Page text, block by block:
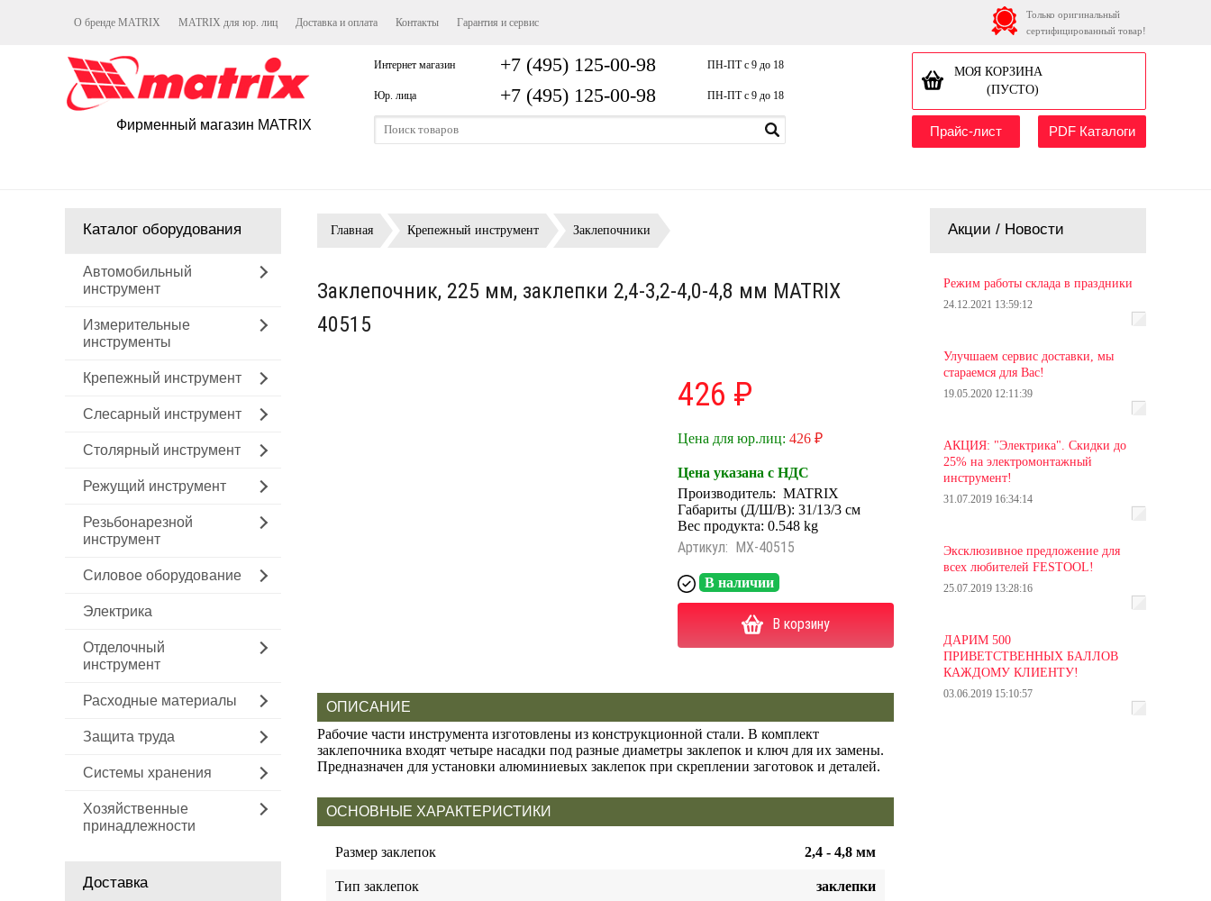
О бренде MATRIX MATRIX для юр. лиц Доставка и оплата Контакты Гарантия и сервис
Только оригинальный
сертифицированный товар!
Фирменный магазин MATRIX
Интернет магазин +7 (495) 125-00-98 ПН-ПТ с 9 до 18
Юр. лица +7 (495) 125-00-98 ПН-ПТ с 9 до 18
МОЯ КОРЗИНА
(ПУСТО)
Прайс-лист PDF Каталоги
Каталог оборудования
Автомобильный
инструмент
Измерительные
инструменты
Крепежный инструмент
Слесарный инструмент
Столярный инструмент
Режущий инструмент
Резьбонарезной
инструмент
Силовое оборудование
Электрика
Отделочный
инструмент
Расходные материалы
Защита труда
Системы хранения
Хозяйственные
принадлежности
Доставка
Главная Крепежный инструмент Заклепочники
Заклепочник, 225 мм, заклепки 2,4-3,2-4,0-4,8 мм MATRIX
40515
426 ₽
Цена для юр.лиц: 426 ₽
Цена указана с НДС
Производитель: MATRIX
Габариты (Д/Ш/В): 31/13/3 см
Вес продукта: 0.548 kg
Артикул: MX-40515
В наличии
В корзину
ОПИСАНИЕ
Рабочие части инструмента изготовлены из конструкционной стали. В комплект
заклепочника входят четыре насадки под разные диаметры заклепок и ключ для их замены.
Предназначен для установки алюминиевых заклепок при скреплении заготовок и деталей.
ОСНОВНЫЕ ХАРАКТЕРИСТИКИ
Размер заклепок 2,4 - 4,8 мм
Тип заклепок заклепки
Акции / Новости
Режим работы склада в праздники
24.12.2021 13:59:12
Улучшаем сервис доставки, мы
стараемся для Вас!
19.05.2020 12:11:39
АКЦИЯ: "Электрика". Скидки до
25% на электромонтажный
инструмент!
31.07.2019 16:34:14
Эксклюзивное предложение для
всех любителей FESTOOL!
25.07.2019 13:28:16
ДАРИМ 500
ПРИВЕТСТВЕННЫХ БАЛЛОВ
КАЖДОМУ КЛИЕНТУ!
03.06.2019 15:10:57